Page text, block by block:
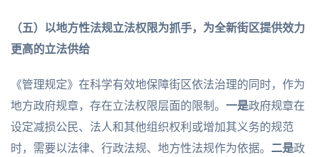
（五）以地方性法规立法权限为抓手，为全新街区提供效力
更高的立法供给
《管理规定》在科学有效地保障街区依法治理的同时，作为
地方政府规章，存在立法权限层面的限制。 一是政府规章在
设定减损公民、法人和其他组织权利或增加其义务的规范
时，需要以法律、行政法规、地方性法规作为依据。 二是政